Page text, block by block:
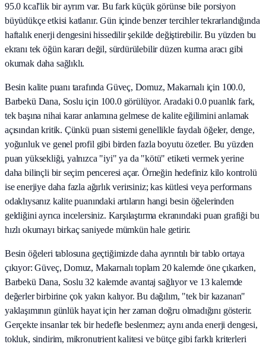
95.0 kcal'lik bir ayrım var. Bu fark küçük görünse bile porsiyon
büyüdükçe etkisi katlanır. Gün içinde benzer tercihler tekrarlandığında
haftalık enerji dengesini hissedilir şekilde değiştirebilir. Bu yüzden bu
ekranı tek öğün kararı değil, sürdürülebilir düzen kurma aracı gibi
okumak daha sağlıklı.
Besin kalite puanı tarafında Güveç, Domuz, Makarnalı için 100.0,
Barbekü Dana, Soslu için 100.0 görülüyor. Aradaki 0.0 puanlık fark,
tek başına nihai karar anlamına gelmese de kalite eğilimini anlamak
açısından kritik. Çünkü puan sistemi genellikle faydalı öğeler, denge,
yoğunluk ve genel profil gibi birden fazla boyutu özetler. Bu yüzden
puan yüksekliği, yalnızca "iyi" ya da "kötü" etiketi vermek yerine
daha bilinçli bir seçim penceresi açar. Örneğin hedefiniz kilo kontrolü
ise enerjiye daha fazla ağırlık verirsiniz; kas kütlesi veya performans
odaklıysanız kalite puanındaki artıların hangi besin öğelerinden
geldiğini ayrıca incelersiniz. Karşılaştırma ekranındaki puan grafiği bu
hızlı okumayı birkaç saniyede mümkün hale getirir.
Besin öğeleri tablosuna geçtiğimizde daha ayrıntılı bir tablo ortaya
çıkıyor: Güveç, Domuz, Makarnalı toplam 20 kalemde öne çıkarken,
Barbekü Dana, Soslu 32 kalemde avantaj sağlıyor ve 13 kalemde
değerler birbirine çok yakın kalıyor. Bu dağılım, "tek bir kazanan"
yaklaşımının günlük hayat için her zaman doğru olmadığını gösterir.
Gerçekte insanlar tek bir hedefle beslenmez; aynı anda enerji dengesi,
tokluk, sindirim, mikronutrient kalitesi ve bütçe gibi farklı kriterleri